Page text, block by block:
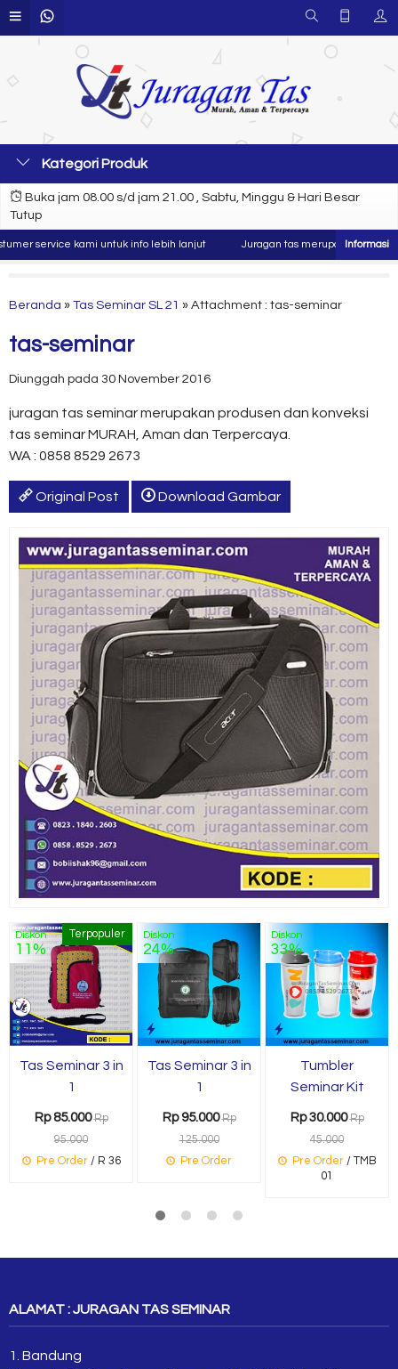
Kategori Produk
Buka jam 08.00 s/d jam 21.00 , Sabtu, Minggu & Hari Besar
Tutup
service kami untuk info lebih lanjut Juragan tas merupakan produsen
Beranda » Tas Seminar SL 21 » Attachment : tas-seminar
tas-seminar
Diunggah pada 30 November 2016
juragan tas seminar merupakan produsen dan konveksi
tas seminar MURAH, Aman dan Terpercaya.
WA : 0858 8529 2673
Original Post Download Gambar
Terpopuler
Diskon
11%
Tas Seminar 3 in
1
Rp 85.000 Rp
95.000
Pre Order/ R 36
Diskon
24%
Tas Seminar 3 in
1
Rp 95.000 Rp
125.000
Pre Order
Diskon
33%
Tumbler
Seminar Kit
Rp 30.000 Rp
45.000
Pre Order / TMB
01
ALAMAT : JURAGAN TAS SEMINAR
1. Bandung